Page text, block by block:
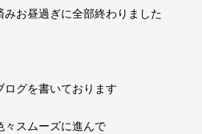
お昼過ぎに全部終わりました
グを書いております
々スムーズに進んで